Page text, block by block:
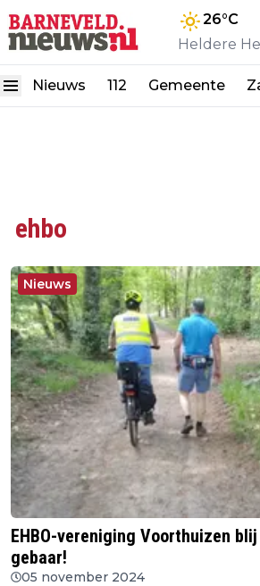
26°C
Heldere
Nieuws 112 Gemeente
ehbo
Nieuws
EHBO-vereniging Voorthuizen
gebaar!
05 november 2024